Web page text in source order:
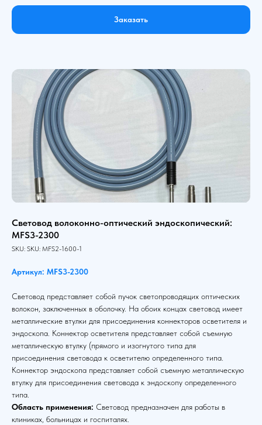
Заказать
Световод волоконно-оптический эндоскопический:
MFS3-2300
SKU: SKU: MFS2-1600-1
Артикул: MFS3-2300
Световод представляет собой пучок светопроводящих оптических
волокон, заключенных в оболочку. На обоих концах световод имеет
металлические втулки для присоединения коннекторов осветителя и
эндоскопа. Коннектор осветителя представляет собой съемную
металлическую втулку (прямого и изогнутого типа для
присоединения световода к осветителю определенного типа.
Коннектор эндоскопа представляет собой съемную металлическую
втулку для присоединения световода к эндоскопу определенного
типа.
Область применения: Световод предназначен для работы в
клиниках, больницах и госпиталях.